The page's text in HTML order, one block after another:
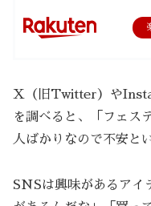
X（旧Twitter）や
を調べると、「フェス
人ばかりなので不安と
SNSは興味があるアイ